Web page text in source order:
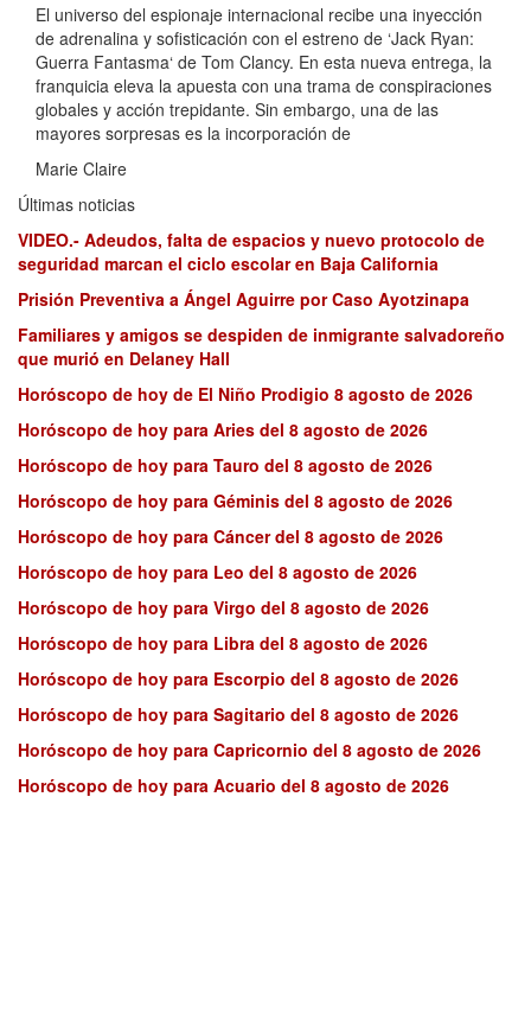
El universo del espionaje internacional recibe una inyección
de adrenalina y sofisticación con el estreno de ‘Jack Ryan:
Guerra Fantasma‘ de Tom Clancy. En esta nueva entrega, la
franquicia eleva la apuesta con una trama de conspiraciones
globales y acción trepidante. Sin embargo, una de las
mayores sorpresas es la incorporación de
Marie Claire
Últimas noticias
VIDEO.- Adeudos, falta de espacios y nuevo protocolo de
seguridad marcan el ciclo escolar en Baja California
Prisión Preventiva a Ángel Aguirre por Caso Ayotzinapa
Familiares y amigos se despiden de inmigrante salvadoreño
que murió en Delaney Hall
Horóscopo de hoy de El Niño Prodigio 8 agosto de 2026
Horóscopo de hoy para Aries del 8 agosto de 2026
Horóscopo de hoy para Tauro del 8 agosto de 2026
Horóscopo de hoy para Géminis del 8 agosto de 2026
Horóscopo de hoy para Cáncer del 8 agosto de 2026
Horóscopo de hoy para Leo del 8 agosto de 2026
Horóscopo de hoy para Virgo del 8 agosto de 2026
Horóscopo de hoy para Libra del 8 agosto de 2026
Horóscopo de hoy para Escorpio del 8 agosto de 2026
Horóscopo de hoy para Sagitario del 8 agosto de 2026
Horóscopo de hoy para Capricornio del 8 agosto de 2026
Horóscopo de hoy para Acuario del 8 agosto de 2026